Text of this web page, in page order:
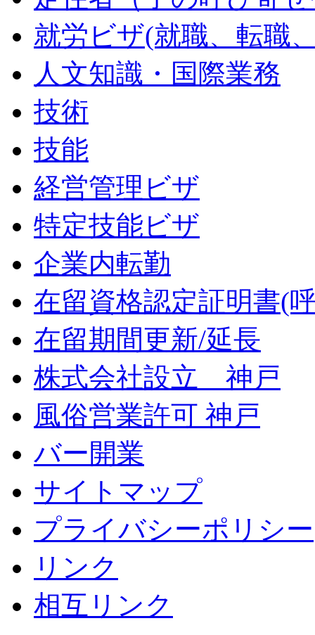
就労ビザ(就職、転職
人文知識・国際業務
技術
技能
経営管理ビザ
特定技能ビザ
企業内転勤
在留資格認定証明書(
在留期間更新/延長
株式会社設立 神戸
風俗営業許可 神戸
バー開業
サイトマップ
プライバシーポリシー
リンク
相互リンク